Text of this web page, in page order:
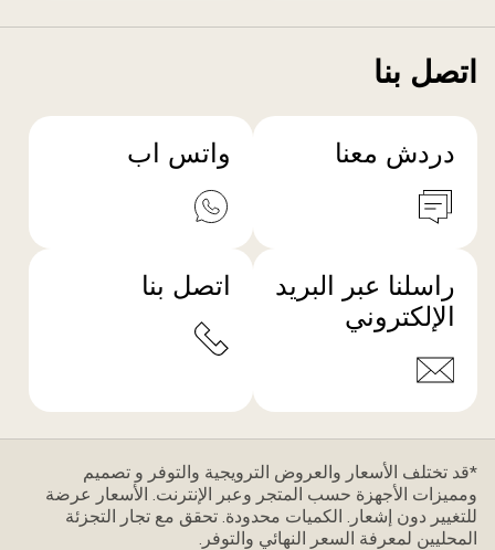
اتصل بنا
دردش معنا واتس اب
راسلنا عبر البريد
الإلكتروني
اتصل بنا
*قد تختلف الأسعار والعروض الترويجية والتوفر و تصميم
ومميزات الأجهزة حسب المتجر وعبر الإنترنت. الأسعار عرضة
للتغيير دون إشعار. الكميات محدودة. تحقق مع تجار التجزئة
المحليين لمعرفة السعر النهائي والتوفر.